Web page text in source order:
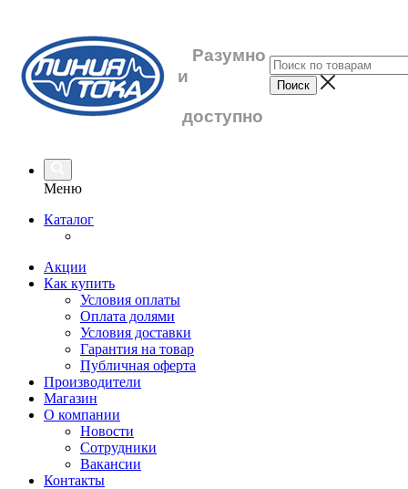
Разумно
и
доступно
Меню
Каталог
Акции
Как купить
Условия оплаты
Оплата долями
Условия доставки
Гарантия на товар
Публичная оферта
Производители
Магазин
О компании
Новости
Сотрудники
Вакансии
Контакты